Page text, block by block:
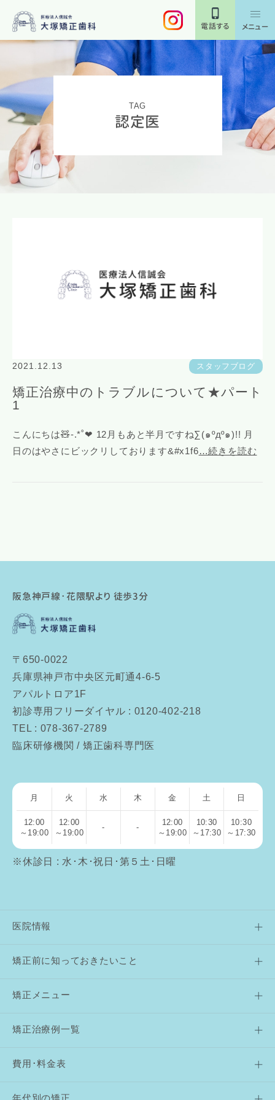
電話する メニュー
TAG
認定医
スタッフブログ
2021.12.13
矯正治療中のトラブルについて★パート
1
こんにちは🧸-.*˚❤︎‪ 12月もあと半月ですね∑(๑ºдº๑)!! 月
日のはやさにビックリしております&#x1f6…続きを読む
阪急神戸線･花隈駅より 徒歩3分
〒650-0022
兵庫県神戸市中央区元町通4-6-5
アパルトロア1F
初診専用フリーダイヤル : 0120-402-218
TEL : 078-367-2789
臨床研修機関 / 矯正歯科専門医
月 火 水 木 金 土 日
12:00
～19:00
12:00
～19:00
- -
12:00
～19:00
10:30
～17:30
10:30
～17:30
※休診日 : 水･木･祝日･第５土･日曜
医院情報
矯正前に知っておきたいこと
矯正メニュー
矯正治療例一覧
費用･料金表
年代別の矯正